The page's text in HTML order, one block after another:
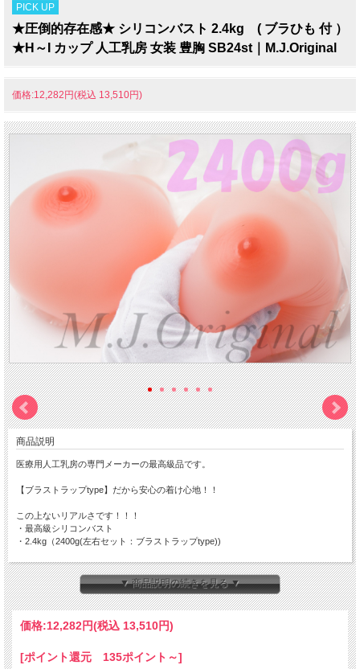
PICK UP
★圧倒的存在感★ シリコンバスト 2.4kg ( ブラひも 付 ）
★H～I カップ 人工乳房 女装 豊胸 SB24st｜M.J.Original
価格:12,282円(税込 13,510円)
商品説明
医療用人工乳房の専門メーカーの最高級品です。
【ブラストラップtype】だから安心の着け心地！！
この上ないリアルさです！！！
・最高級シリコンバスト
・2.4kg（2400g(左右セット：ブラストラップtype))
【商品サイズ】
長さ19cm×横幅15cm×一番高い高さ8ｃｍ
（置いた状態で底辺から乳首の先まで）
※およそH～Gカップ程の大きさです。（あくまでも参考です）
★ずっと着けていたくなる安心感！そして一体感！！！★
【ブラストラップtype】
▼ 商品説明の続きを見る ▼
価格:12,282円(税込 13,510円)
[ポイント還元 135ポイント～]